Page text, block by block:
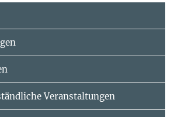
Veranstaltungen